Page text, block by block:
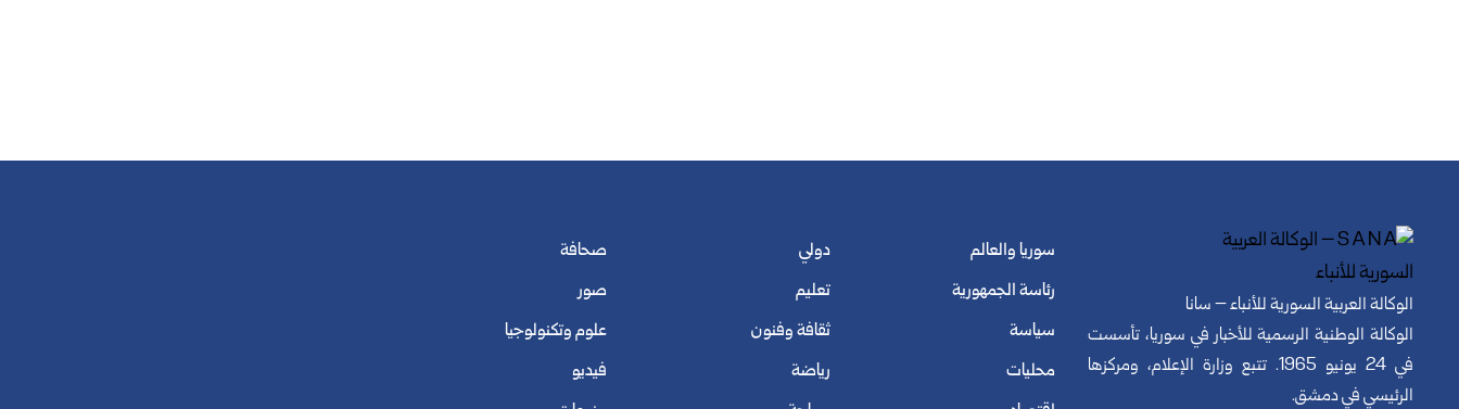
الوكالة العربية السورية للأنباء – سانا
الوكالة الوطنية الرسمية للأخبار في سوريا، تأسست
في 24 يونيو 1965. تتبع وزارة الإعلام، ومركزها
الرئيسي في دمشق.
سوريا والعالم
رئاسة الجمهورية
سياسة
محليات
دولي
تعليم
ثقافة وفنون
رياضة
صحافة
صور
علوم وتكنولوجيا
فيديو